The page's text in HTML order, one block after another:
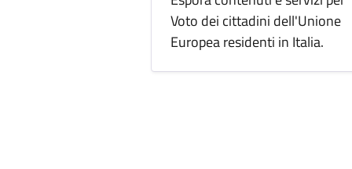
Voto dei cittadini dell'Unione
Europea residenti in Italia.